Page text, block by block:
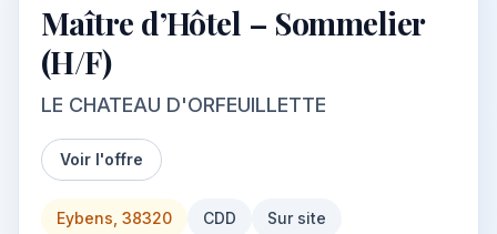
Maître d’Hôtel – Sommelier
(H/F)
LE CHATEAU D'ORFEUILLETTE
Voir l'offre
Eybens, 38320 CDD Sur site